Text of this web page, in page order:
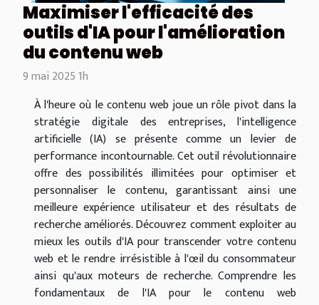
Maximiser l'efficacité des
outils d'IA pour l'amélioration
du contenu web
9 mai 2025 1h
À l'heure où le contenu web joue un rôle pivot dans la
stratégie digitale des entreprises, l'intelligence
artificielle (IA) se présente comme un levier de
performance incontournable. Cet outil révolutionnaire
offre des possibilités illimitées pour optimiser et
personnaliser le contenu, garantissant ainsi une
meilleure expérience utilisateur et des résultats de
recherche améliorés. Découvrez comment exploiter au
mieux les outils d'IA pour transcender votre contenu
web et le rendre irrésistible à l'œil du consommateur
ainsi qu'aux moteurs de recherche. Comprendre les
fondamentaux de l'IA pour le contenu web